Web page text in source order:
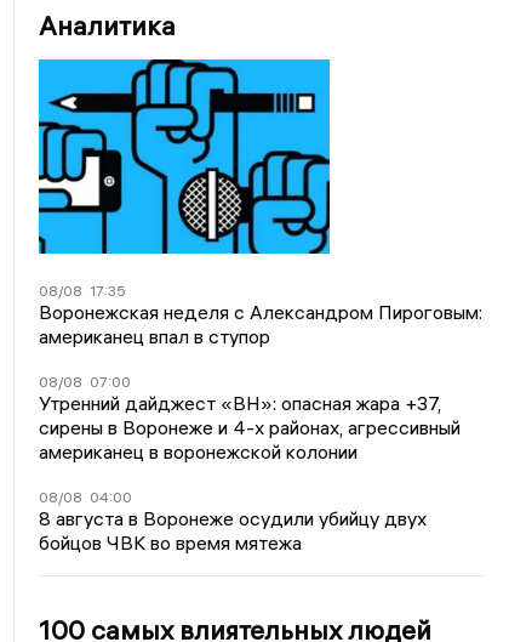
Аналитика
08/08 17:35
Воронежская неделя с Александром Пироговым:
американец впал в ступор
08/08 07:00
Утренний дайджест «ВН»: опасная жара +37,
сирены в Воронеже и 4-х районах, агрессивный
американец в воронежской колонии
08/08 04:00
8 августа в Воронеже осудили убийцу двух
бойцов ЧВК во время мятежа
100 самых влиятельных людей